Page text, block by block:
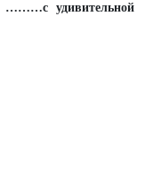
………с удивительной